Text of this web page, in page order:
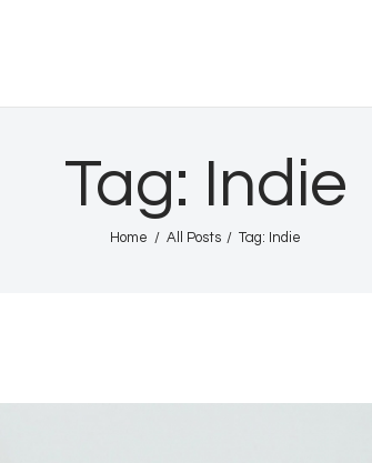
Tag: Indie
Home All Posts Tag: Indie
GITA FM JOMBANG